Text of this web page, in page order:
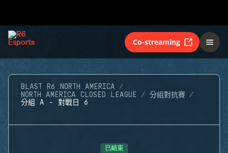
Co-streaming
BLAST R6 NORTH AMERICA
NORTH AMERICA CLOSED LEAGUE
分組對抗賽
分組 A - 對戰日 6
已結束